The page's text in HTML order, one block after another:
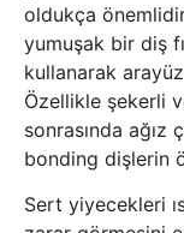
oldukça
yumuşak bir diş
kullanarak
Özellikle şekerli
sonrasında ağız
bonding dişlerin
Sert yiyecekleri